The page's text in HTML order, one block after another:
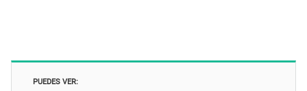
PUEDES VER: